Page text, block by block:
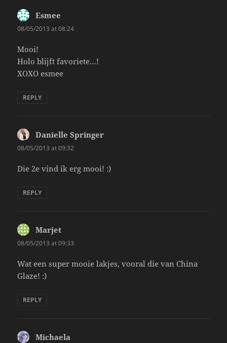
Esmee
08/05/2013 at 08:24
Mooi!
Holo blijft favoriete…!
XOXO esmee
REPLY
Danielle Springer
08/05/2013 at 09:32
Die 2e vind ik erg mooi! :)
REPLY
Marjet
08/05/2013 at 09:33
Wat een super mooie lakjes, vooral die van China
Glaze! :)
REPLY
Michaela